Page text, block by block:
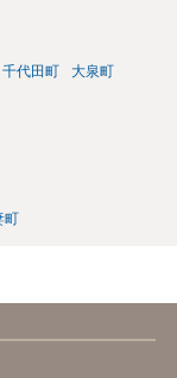
千代田町
大泉町
町